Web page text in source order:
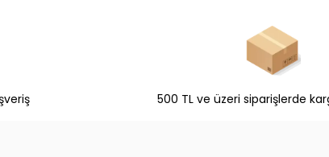
500 TL ve üzeri siparişlerde